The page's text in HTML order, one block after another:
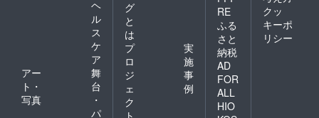
ヘ
ル
ス
ケ
ア
アー
ト・
写真
舞
台
・
パ
グ
と
は
プ
ロ
ジ
ェ
ク
ト
実
施
事
例
RE
ふる
さと
納税
AD
FOR
ALL
HIO
クッ
キーポ
リシー